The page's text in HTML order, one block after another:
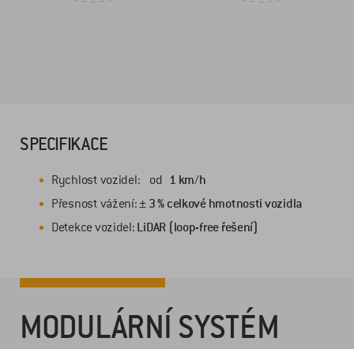
SPECIFIKACE
Rychlost vozidel: od 1 km/h
Přesnost vážení: ± 3 % celkové hmotnosti vozidla
Detekce vozidel: LiDAR (loop-free řešení)
MODULÁRNÍ SYSTÉM